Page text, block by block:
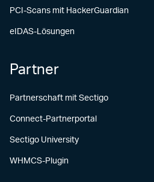
PCI-Scans mit HackerGuardian
eIDAS-Lösungen
Partner
Partnerschaft mit Sectigo
Connect-Partnerportal
Sectigo University
WHMCS-Plugin